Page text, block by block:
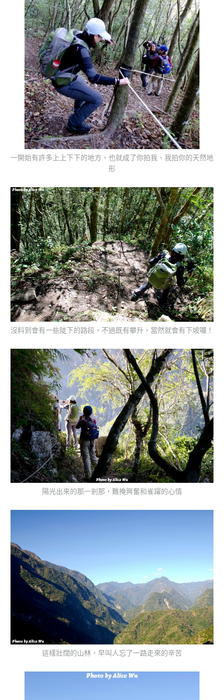
一開始有許多上上下下的地方，也就成了你拍我、我拍你的天然地
形
沒料到會有一些陡下的路段，不過既有攀升，當然就會有下坡囉！
陽光出來的那一剎那，難掩興奮和雀躍的心情
這樣壯闊的山林，早叫人忘了一路走來的辛苦